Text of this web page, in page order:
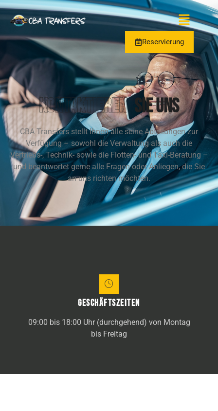
Reservierung
Kontaktieren Sie uns
CBA Transfers stellt Ihnen alle seine Abteilungen zur
Verfügung – sowohl die Verwaltung als auch die
Vertriebs-, Technik- sowie die Flotten- und Taxi-Beratung –
und beantwortet gerne alle Fragen oder Anliegen, die Sie
an uns richten möchten.
Geschäftszeiten
09:00 bis 18:00 Uhr (durchgehend) von Montag
bis Freitag